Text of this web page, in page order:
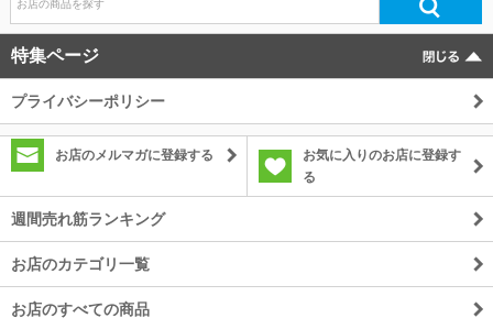
特集ページ
プライバシーポリシー
お店のメルマガに登録する
お気に入りのお店に登録す
る
週間売れ筋ランキング
お店のカテゴリ一覧
お店のすべての商品